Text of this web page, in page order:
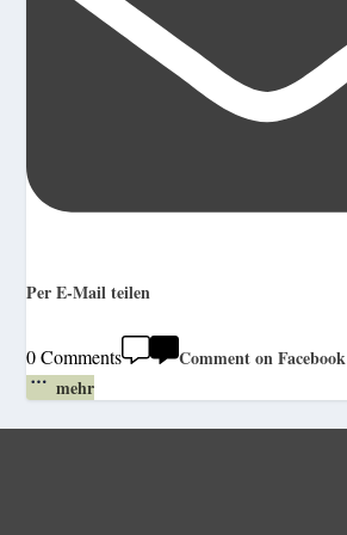
Per E-Mail teilen
0 Comments
Comment on Facebook
mehr